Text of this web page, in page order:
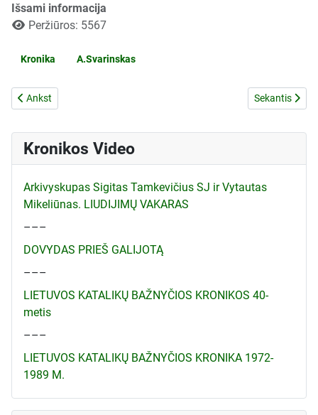
Išsami informacija
Peržiūros: 5567
Kronika A.Svarinskas
Ankstesnis straipsnis: P. ANILIONIS "MOKO" BŪSIMUOSIUS
Ankst Kitas
Sekantis
Kronikos Video
Arkivyskupas Sigitas Tamkevičius SJ ir Vytautas
Mikeliūnas. LIUDIJIMŲ VAKARAS
–––
DOVYDAS PRIEŠ GALIJOTĄ
–––
LIETUVOS KATALIKŲ BAŽNYČIOS KRONIKOS 40-
metis
–––
LIETUVOS KATALIKŲ BAŽNYČIOS KRONIKA 1972-
1989 M.